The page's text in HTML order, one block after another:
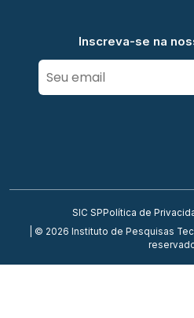
Inscreva-se na
SIC SP Política de
| © 2026 Instituto de Pesquisas